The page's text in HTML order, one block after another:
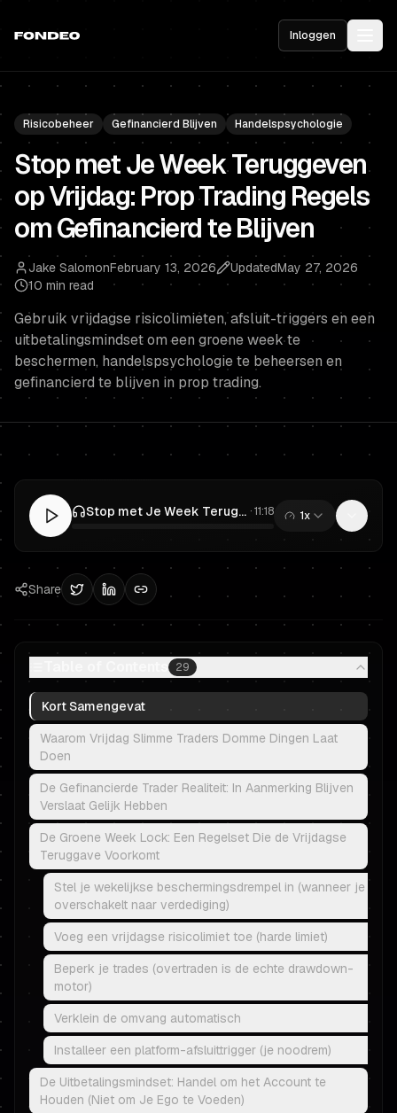
Inloggen
Risicobeheer Gefinancierd Blijven Handelspsychologie
Stop met Je Week Teruggeven
op Vrijdag: Prop Trading Regels
om Gefinancierd te Blijven
Jake SalomonFebruary 13, 2026 UpdatedMay 27, 2026
10 min read
Gebruik vrijdagse risicolimieten, afsluit-triggers en een
uitbetalingsmindset om een groene week te
beschermen, handelspsychologie te beheersen en
gefinancierd te blijven in prop trading.
Stop met Je Week Teruggeven op Vrijdag: Prop Trading Regels om Gefinancierd te Blijven ·11:18 1x
Share
29
Kort Samengevat
Waarom Vrijdag Slimme Traders Domme Dingen Laat
Doen
De Gefinancierde Trader Realiteit: In Aanmerking Blijven
Verslaat Gelijk Hebben
De Groene Week Lock: Een Regelset Die de Vrijdagse
Teruggave Voorkomt
Stel je wekelijkse beschermingsdrempel in (wanneer je
overschakelt naar verdediging)
Voeg een vrijdagse risicolimiet toe (harde limiet)
Beperk je trades (overtraden is de echte drawdown-
motor)
Verklein de omvang automatisch
Installeer een platform-afsluittrigger (je noodrem)
De Uitbetalingsmindset: Handel om het Account te
Houden (Niet om Je Ego te Voeden)